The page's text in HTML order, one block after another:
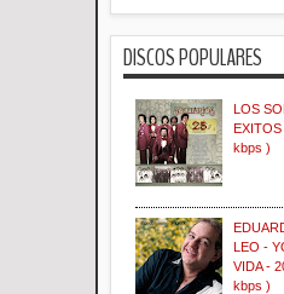
DISCOS POPULARES
LOS
kbps )
LEO -
VIDA -
kbps )